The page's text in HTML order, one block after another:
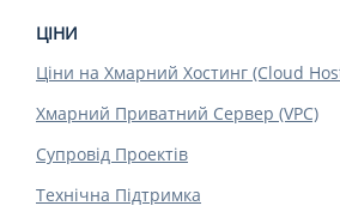
ЦІНИ
Ціни на Хмарний Хостинг (Cloud
Хмарний Приватний Сервер (VPC)
Супровід Проектів
Технічна Підтримка